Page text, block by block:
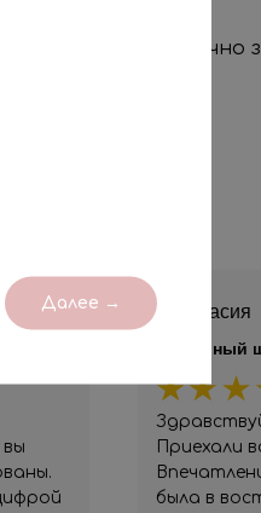
Далее →
с 2018 года, мы точно
Анастасия
Приехали
была в
Шикарный